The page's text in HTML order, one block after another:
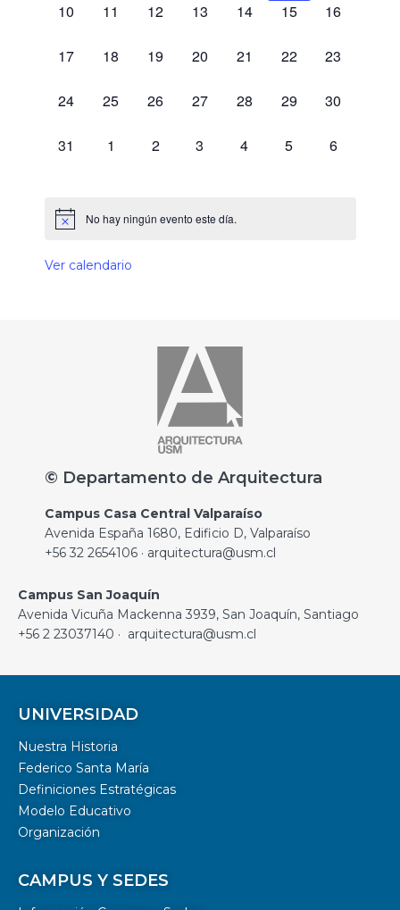
0 eventos,
10 0 eventos,
11 0 eventos,
12 0 eventos,
13 0 eventos,
14 0 eventos,
15 0 eventos,
16
0 eventos,
17 0 eventos,
18 0 eventos,
19 0 eventos,
20 0 eventos,
21 0 eventos,
22 0 eventos,
23
0 eventos,
24 0 eventos,
25 0 eventos,
26 0 eventos,
27 0 eventos,
28 0 eventos,
29 0 eventos,
30
0 eventos,
31 0 eventos,
1 0 eventos,
2 0 eventos,
3 0 eventos,
4 0 eventos,
5 0 eventos,
6
No hay ningún evento este día.
Ver calendario
© Departamento de Arquitectura
Campus Casa Central Valparaíso
Avenida España 1680, Edificio D, Valparaíso
+56 32 2654106 · arquitectura@usm.cl
Campus San Joaquín
Avenida Vicuña Mackenna 3939, San Joaquín, Santiago
+56 2 23037140 · arquitectura@usm.cl
UNIVERSIDAD
Nuestra Historia
Federico Santa María
Definiciones Estratégicas
Modelo Educativo
Organización
CAMPUS Y SEDES